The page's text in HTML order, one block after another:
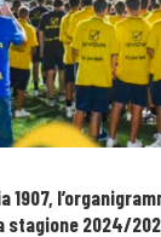
1907,
stagione 2024/